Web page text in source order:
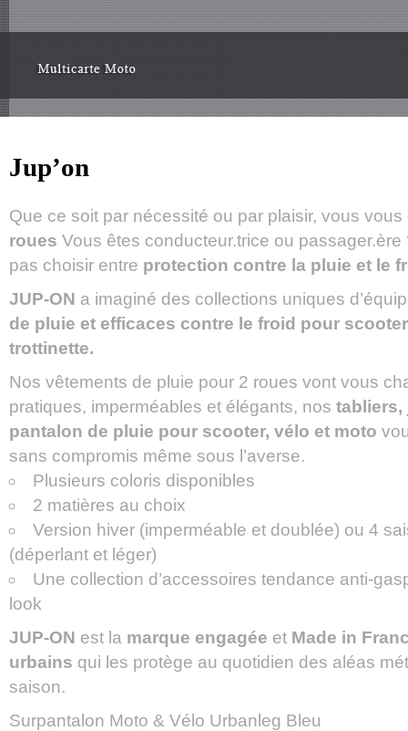
Jup’on
Que ce soit par nécessité ou par plaisir, vous
roues Vous êtes conducteur.trice ou
pas choisir entre protection contre la pluie et le
JUP-ON a imaginé des collections uniques
de pluie et efficaces contre le froid pour
trottinette.
Nos vêtements de pluie pour 2 roues vont vous
pratiques, imperméables et élégants, nos tabliers,
pantalon de pluie pour scooter, vélo et moto
sans compromis même sous l’averse.
Plusieurs coloris disponibles
2 matières au choix
Version hiver (imperméable et doublée) ou 4
(déperlant et léger)
Une collection d’accessoires tendance anti-
look
JUP-ON est la marque engagée et Made in
urbains qui les protège au quotidien des aléas
saison.
Surpantalon Moto & Vélo Urbanleg Bleu